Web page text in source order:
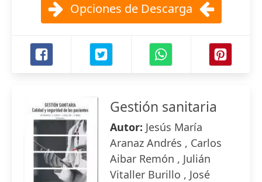
Opciones de Descarga
Gestión sanitaria
Autor: Jesús María
Aranaz Andrés , Carlos
Aibar Remón , Julián
Vitaller Burillo , José